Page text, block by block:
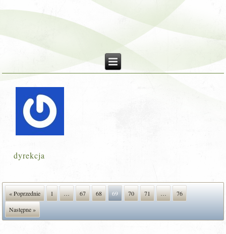
dyrekcja
« Poprzednie 1 … 67 68 69 70 71 …
76
Następne »